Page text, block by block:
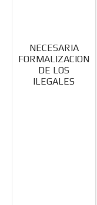
NECESARIA
FORMALIZACION
DE LOS
ILEGALES